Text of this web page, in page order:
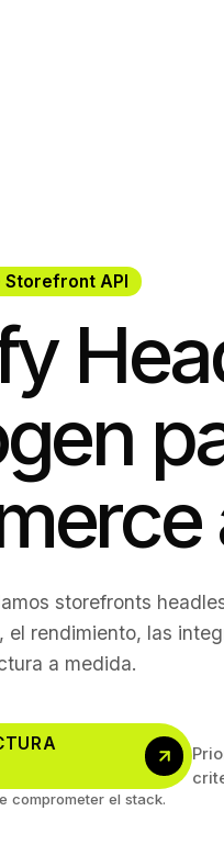
Storefront API
storefronts
el rendimiento, las
a medida.
comprometer el stack.